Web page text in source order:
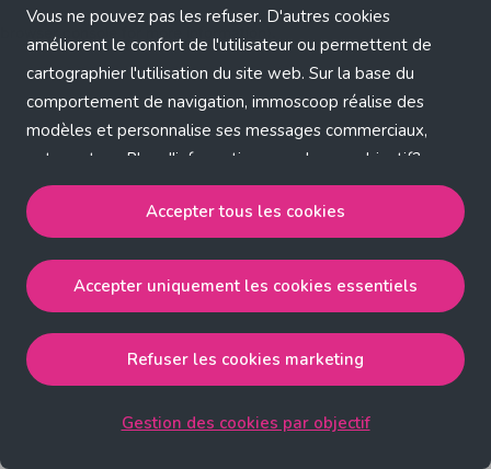
Vous ne pouvez pas les refuser. D'autres cookies
améliorent le confort de l'utilisateur ou permettent de
cartographier l'utilisation du site web. Sur la base du
comportement de navigation, immoscoop réalise des
modèles et personnalise ses messages commerciaux,
entre autres. Plus d'informations sur chaque objectif?
Cliquez sur 'Gestion des cookies par objectif'.
Notre politique de cookies
Accepter tous les cookies
strictement nécessaires, performance, fonctionnalité et
publicité ciblée.
Accepter uniquement les cookies essentielsaccepte
les cookies strictement nécessaires.
Accepter tous les cookies
Accepter uniquement les cookies essentiels
Refuser les cookies marketing
Gestion des cookies par objectif
browser console for more information)